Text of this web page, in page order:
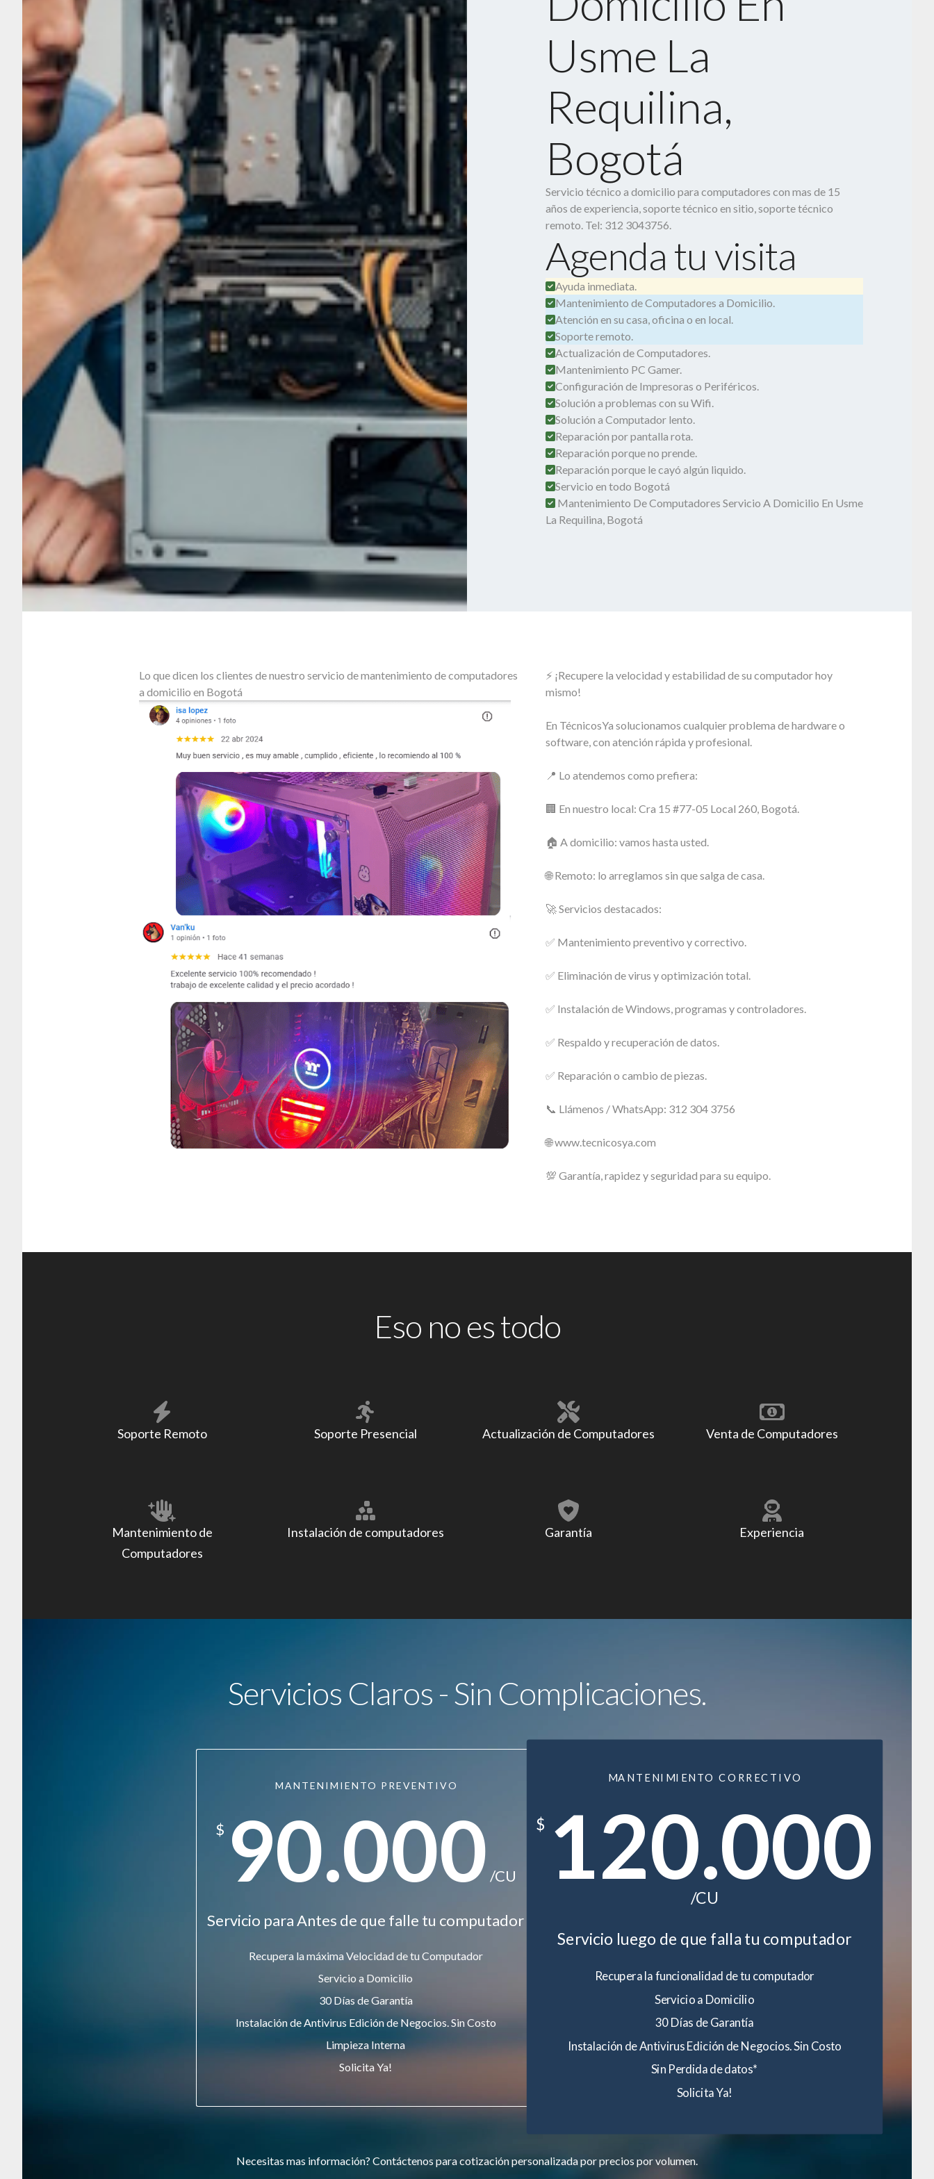
Usme La
Requilina,
Bogotá
Servicio técnico a domicilio para computadores con mas de 15
años de experiencia, soporte técnico en sitio, soporte técnico
remoto. Tel: 312 3043756.
Agenda tu visita
Ayuda inmediata.
Mantenimiento de Computadores a Domicilio.
Atención en su casa, oficina o en local.
Soporte remoto.
Actualización de Computadores.
Mantenimiento PC Gamer.
Configuración de Impresoras o Periféricos.
Solución a problemas con su Wifi.
Solución a Computador lento.
Reparación por pantalla rota.
Reparación porque no prende.
Reparación porque le cayó algún liquido.
Servicio en todo Bogotá
Mantenimiento De Computadores Servicio A Domicilio En Usme
La Requilina, Bogotá
Lo que dicen los clientes de nuestro servicio de mantenimiento de computadores
a domicilio en Bogotá
⚡ ¡Recupere la velocidad y estabilidad de su computador hoy
mismo!
En TécnicosYa solucionamos cualquier problema de hardware o
software, con atención rápida y profesional.
📍 Lo atendemos como prefiera:
🏢 En nuestro local: Cra 15 #77-05 Local 260, Bogotá.
🏠 A domicilio: vamos hasta usted.
🌐 Remoto: lo arreglamos sin que salga de casa.
🚀 Servicios destacados:
✅ Mantenimiento preventivo y correctivo.
✅ Eliminación de virus y optimización total.
✅ Instalación de Windows, programas y controladores.
✅ Respaldo y recuperación de datos.
✅ Reparación o cambio de piezas.
📞 Llámenos / WhatsApp: 312 304 3756
🌐 www.tecnicosya.com
💯 Garantía, rapidez y seguridad para su equipo.
Eso no es todo
Soporte Remoto Soporte Presencial Actualización de Computadores Venta de Computadores
Mantenimiento de
Computadores
Instalación de computadores Garantía Experiencia
Servicios Claros - Sin Complicaciones.
MANTENIMIENTO PREVENTIVO
$ 90.000 /CU
Servicio para Antes de que falle tu computador
Recupera la máxima Velocidad de tu Computador
Servicio a Domicilio
30 Días de Garantía
Instalación de Antivirus Edición de Negocios. Sin Costo
Limpieza Interna
Solicita Ya!
MANTENIMIENTO CORRECTIVO
$ 120.000
/CU
Servicio luego de que falla tu computador
Recupera la funcionalidad de tu computador
Servicio a Domicilio
30 Días de Garantía
Instalación de Antivirus Edición de Negocios. Sin Costo
Sin Perdida de datos*
Solicita Ya!
Necesitas mas información? Contáctenos para cotización personalizada por precios por volumen.